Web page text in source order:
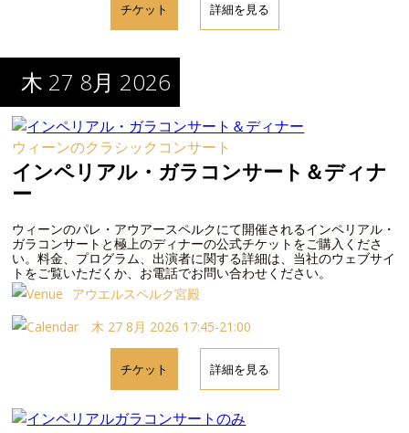
チケット 詳細を見る
木 27 8月 2026
ウィーンのクラシックコンサート
インペリアル・ガラコンサート＆ディナ
ー
ウィーンのパレ・アウアースペルクにて開催されるインペリアル・
ガラコンサートと極上のディナーの公式チケットをご購入くださ
い。料金、プログラム、出演者に関する詳細は、当社のウェブサイ
トをご覧いただくか、お電話でお問い合わせください。
アウエルスペルク宮殿
木 27 8月 2026 17:45-21:00
チケット 詳細を見る